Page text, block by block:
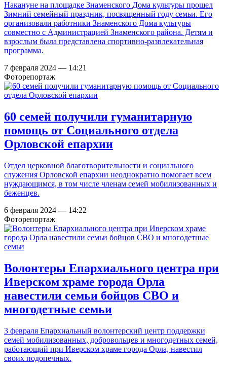
Накануне на площадке Знаменского Дома культуры прошел
Зимний семейный праздник, посвященный году семьи. Его
организовали работники Знаменского Дома культуры
совместно с Администрацией Знаменского района. Детям и
взрослым была представлена спортивно-развлекательная
программа.
7 февраля 2024 — 14:21
Фоторепортаж
60 семей получили гуманитарную
помощь от Социального отдела
Орловской епархии
Отдел церковной благотворительности и социального
служения Орловской епархии неоднократно помогает всем
нуждающимся, в том числе членам семей мобилизованных и
беженцев.
6 февраля 2024 — 14:22
Фоторепортаж
Волонтеры Епархиального центра при
Иверском храме города Орла
навестили семьи бойцов СВО и
многодетные семьи
3 февраля Епархиальный волонтерский центр поддержки
семей мобилизованных, добровольцев и многодетных семей,
работающий при Иверском храме города Орла, навестил
своих подопечных.